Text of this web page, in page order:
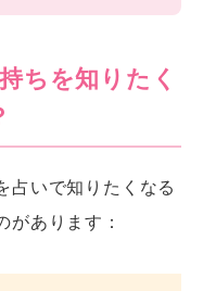
ちを知りたく
占いで知りたくなる
あります：